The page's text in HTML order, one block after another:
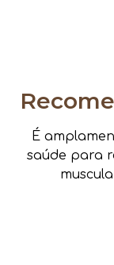
É
saúde para